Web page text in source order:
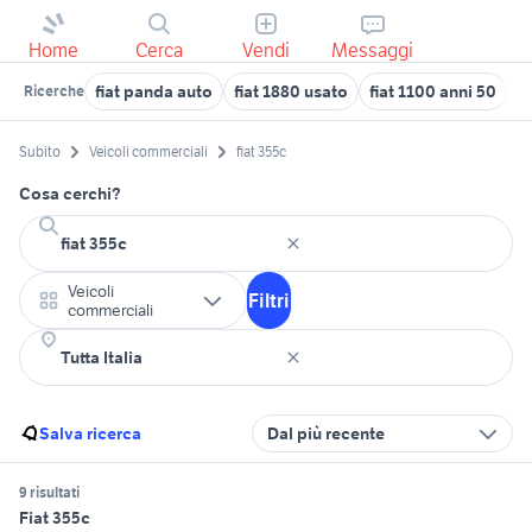
Home Cerca Vendi Messaggi
Ricerche fiat panda auto fiat 1880 usato fiat 1100 anni 50
Subito Veicoli commerciali fiat 355c
Cosa cerchi?
Veicoli
commerciali
Filtri
Salva ricerca Dal più recente
9 risultati
Fiat 355c